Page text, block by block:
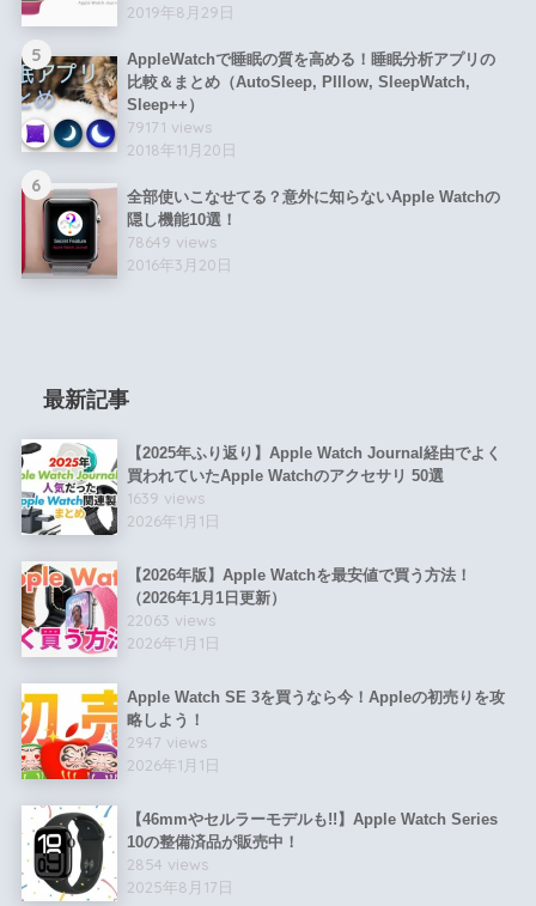
2019年8月29日
5
AppleWatchで睡眠の質を高める！睡眠分析アプリの
比較＆まとめ（AutoSleep, PIllow, SleepWatch,
Sleep++）
79171 views
2018年11月20日
6
全部使いこなせてる？意外に知らないApple Watchの
隠し機能10選！
78649 views
2016年3月20日
最新記事
【2025年ふり返り】Apple Watch Journal経由でよく
買われていたApple Watchのアクセサリ 50選
1639 views
2026年1月1日
【2026年版】Apple Watchを最安値で買う方法！
（2026年1月1日更新）
22063 views
2026年1月1日
Apple Watch SE 3を買うなら今！Appleの初売りを攻
略しよう！
2947 views
2026年1月1日
【46mmやセルラーモデルも!!】Apple Watch Series
10の整備済品が販売中！
2854 views
2025年8月17日